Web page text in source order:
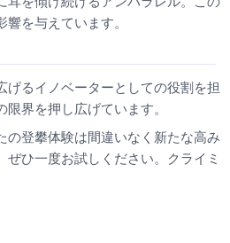
を与えています。
るイノベーターとしての役割を担
界を押し広げています。
の登攀体験は間違いなく新たな高み
ひ一度お試しください。クライミ